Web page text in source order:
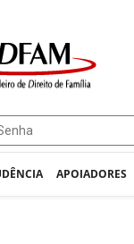
APOIADORES